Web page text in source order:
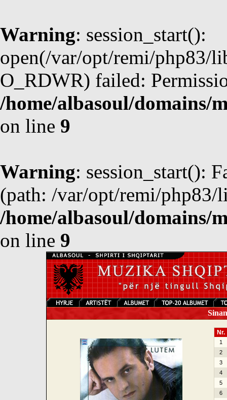
Warning: session_start():
open(/var/opt/remi/php83/
O_RDWR) failed:
/home/albasoul/domains/
on line 9
Warning: session_start():
(path: /var/opt/remi/php83/
/home/albasoul/domains/
on line 9
Nr.
1
2
3
4
5
6